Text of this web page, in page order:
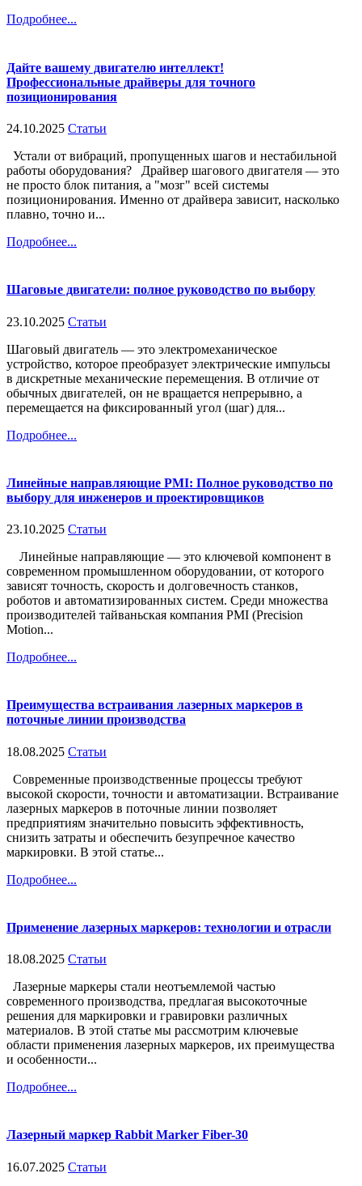
Подробнее...
Дайте вашему двигателю интеллект!
Профессиональные драйверы для точного
позиционирования
24.10.2025 Статьи
Устали от вибраций, пропущенных шагов и нестабильной
работы оборудования? Драйвер шагового двигателя — это
не просто блок питания, а "мозг" всей системы
позиционирования. Именно от драйвера зависит, насколько
плавно, точно и...
Подробнее...
Шаговые двигатели: полное руководство по выбору
23.10.2025 Статьи
Шаговый двигатель — это электромеханическое
устройство, которое преобразует электрические импульсы
в дискретные механические перемещения. В отличие от
обычных двигателей, он не вращается непрерывно, а
перемещается на фиксированный угол (шаг) для...
Подробнее...
Линейные направляющие PMI: Полное руководство по
выбору для инженеров и проектировщиков
23.10.2025 Статьи
Линейные направляющие — это ключевой компонент в
современном промышленном оборудовании, от которого
зависят точность, скорость и долговечность станков,
роботов и автоматизированных систем. Среди множества
производителей тайваньская компания PMI (Precision
Motion...
Подробнее...
Преимущества встраивания лазерных маркеров в
поточные линии производства
18.08.2025 Статьи
Современные производственные процессы требуют
высокой скорости, точности и автоматизации. Встраивание
лазерных маркеров в поточные линии позволяет
предприятиям значительно повысить эффективность,
снизить затраты и обеспечить безупречное качество
маркировки. В этой статье...
Подробнее...
Применение лазерных маркеров: технологии и отрасли
18.08.2025 Статьи
Лазерные маркеры стали неотъемлемой частью
современного производства, предлагая высокоточные
решения для маркировки и гравировки различных
материалов. В этой статье мы рассмотрим ключевые
области применения лазерных маркеров, их преимущества
и особенности...
Подробнее...
Лазерный маркер Rabbit Marker Fiber-30
16.07.2025 Статьи